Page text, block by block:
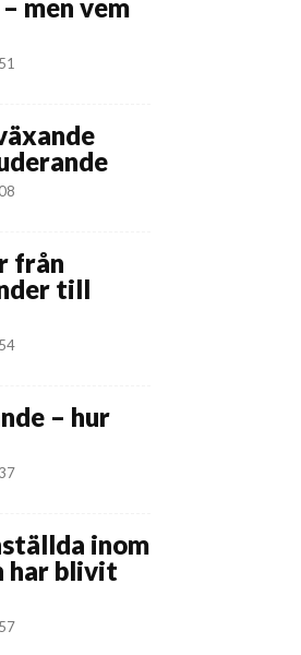
men vem
från
till
– hur
inom
har blivit